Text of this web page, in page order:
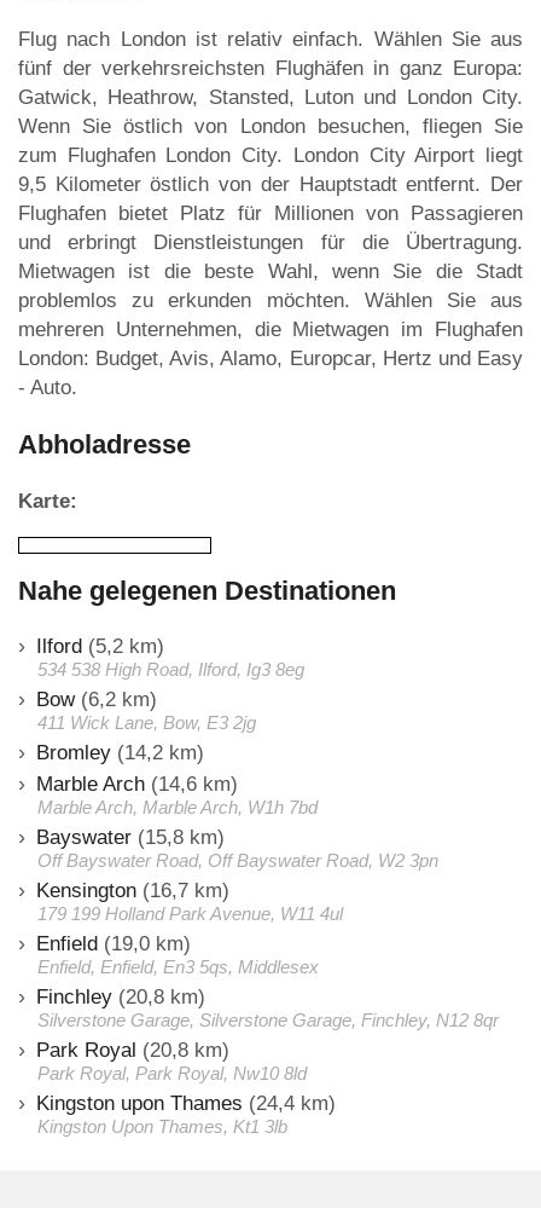
Flug nach London ist relativ einfach. Wählen Sie aus
fünf der verkehrsreichsten Flughäfen in ganz Europa:
Gatwick, Heathrow, Stansted, Luton und London City.
Wenn Sie östlich von London besuchen, fliegen Sie
zum Flughafen London City. London City Airport liegt
9,5 Kilometer östlich von der Hauptstadt entfernt. Der
Flughafen bietet Platz für Millionen von Passagieren
und erbringt Dienstleistungen für die Übertragung.
Mietwagen ist die beste Wahl, wenn Sie die Stadt
problemlos zu erkunden möchten. Wählen Sie aus
mehreren Unternehmen, die Mietwagen im Flughafen
London: Budget, Avis, Alamo, Europcar, Hertz und Easy
- Auto.
Abholadresse
Karte:
Nahe gelegenen Destinationen
Ilford (5,2 km)
534 538 High Road, Ilford, Ig3 8eg
Bow(6,2 km)
411 Wick Lane, Bow, E3 2jg
Bromley (14,2 km)
Marble Arch (14,6 km)
Marble Arch, Marble Arch, W1h 7bd
Bayswater (15,8 km)
Off Bayswater Road, Off Bayswater Road, W2 3pn
Kensington (16,7 km)
179 199 Holland Park Avenue, W11 4ul
Enfield (19,0 km)
Enfield, Enfield, En3 5qs, Middlesex
Finchley (20,8 km)
Silverstone Garage, Silverstone Garage, Finchley, N12 8qr
Park Royal (20,8 km)
Park Royal, Park Royal, Nw10 8ld
Kingston upon Thames (24,4 km)
Kingston Upon Thames, Kt1 3lb